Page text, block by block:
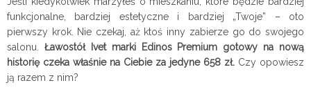
funkcjonalne, bardziej estetyczne i bardziej „Twoje” – oto
pierwszy krok. Nie czekaj, aż ktoś inny zabierze go do swojego
salonu. Ławostół Ivet marki Edinos Premium gotowy na nową
historię czeka właśnie na Ciebie za jedyne 658 zł. Czy opowiesz
ją razem z nim?